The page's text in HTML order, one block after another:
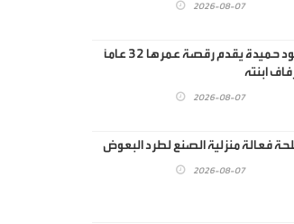
2026-08-07
محمود حميدة يقدم رقصة عمرها 32 عاماً
ابنته
2026-08-07
2026-08-07